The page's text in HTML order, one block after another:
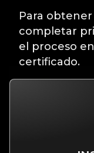
Para
completar
el proceso
certificado.